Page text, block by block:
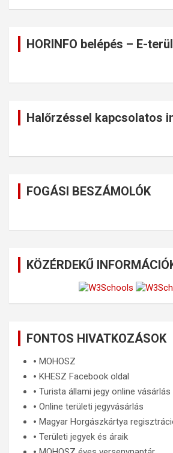
HORINFO belépés – E-
Halőrzéssel kapcsolatos
FOGÁSI BESZÁMOLÓK
KÖZÉRDEKŰ
FONTOS HIVATKOZÁSOK
🞄 MOHOSZ
🞄 KHESZ Facebook oldal
🞄 Turista állami jegy online vásárlás
🞄 Online területi jegyvásárlás
🞄 Magyar Horgászkártya
🞄 Területi jegyek és áraik